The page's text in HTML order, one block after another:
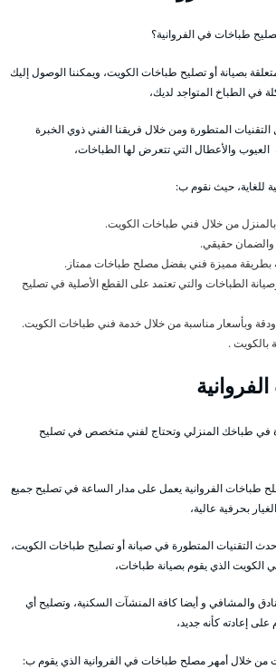
طباخات في الفروانية؟
بصيانة أو تصليح طباخات الكويت، ويمكننا الوصول إليك
في الطباخ المتواجد لديك،
المتطورة ومن خلال فريقنا الفني ذوي الخبرة
العيوب والأعطال التي تتعرض لها الطباخات،
للغاية، حيث نقوم ب:
بالمنزل من خلال فني طباخات الكويت.
والضمان حقيقي.
بطريقة مميزة فني بفضل مصلح طباخات ممتاز.
الطباخات والتي تعتمد على القطع الأصلية في تصليح
وبأسعار مناسبة من خلال خدمة فني طباخات الكويت.
بالكويت .
في طباخك المنزلي وتحتاج لفني متخصص في تصليح
طباخات الفروانية يعمل على مدار الساعة في تصليح جميع
بحرفية عالية،
التقنيات المتطورة في صيانة أو تصليح طباخات الكويت،
الذي يقوم بصيانة طباخات،
والمشافي و أيضا كافة المنشآت السكنية، وتصليح أي
إعادته كأنه جديد،
من خلال أمهر مصلح طباخات في الفروانية الذي يقوم ب: